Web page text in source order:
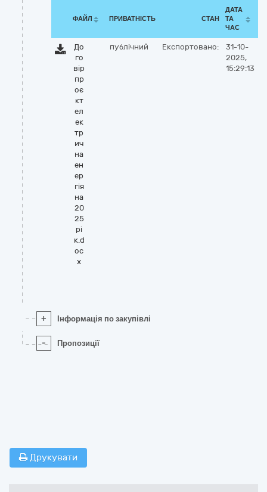
ФАЙЛ ПРИВАТНІСТЬ СТАН
ДАТА
ТА
ЧАС
До
го
вір
пр
оє
кт
ел
ек
тр
ич
на
ен
ер
гія
на
20
25
рі
к.d
oc
x
публічний Експортовано:
31-10-
2025,
15:29:13
+ Інформація по закупівлі
- Пропозиції
Друкувати